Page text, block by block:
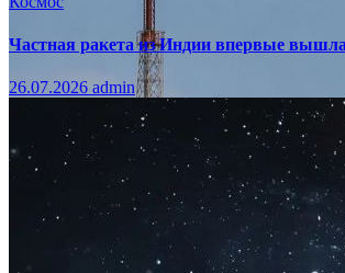
Частная ракета из Индии впервые
26.07.2026 admin